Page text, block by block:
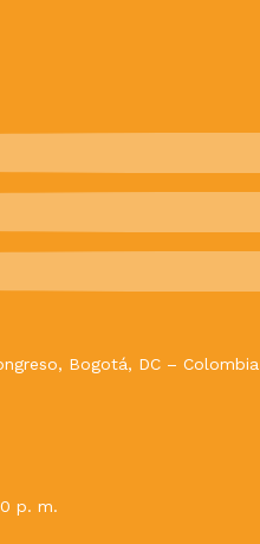
Bogotá, DC – Colombia
p. m.